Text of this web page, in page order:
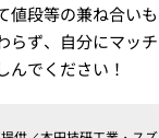
段等の兼ね合いも
らず、自分にマッ
んでください！